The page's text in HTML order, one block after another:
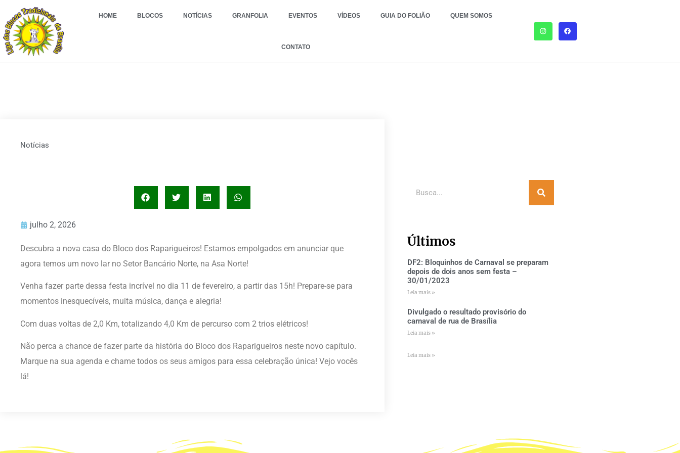
HOME BLOCOS NOTÍCIAS GRANFOLIA EVENTOS VÍDEOS GUIA DO FOLIÃO QUEM SOMOS
CONTATO
Notícias
julho 2, 2026
Descubra a nova casa do Bloco dos Raparigueiros! Estamos empolgados em anunciar que
agora temos um novo lar no Setor Bancário Norte, na Asa Norte!
Venha fazer parte dessa festa incrível no dia 11 de fevereiro, a partir das 15h! Prepare-se para
momentos inesquecíveis, muita música, dança e alegria!
Com duas voltas de 2,0 Km, totalizando 4,0 Km de percurso com 2 trios elétricos!
Não perca a chance de fazer parte da história do Bloco dos Raparigueiros neste novo capítulo.
Marque na sua agenda e chame todos os seus amigos para essa celebração única! Vejo vocês
lá!
Últimos
DF2: Bloquinhos de Carnaval se preparam
depois de dois anos sem festa –
30/01/2023
Leia mais »
Divulgado o resultado provisório do
carnaval de rua de Brasília
Leia mais »
Leia mais »